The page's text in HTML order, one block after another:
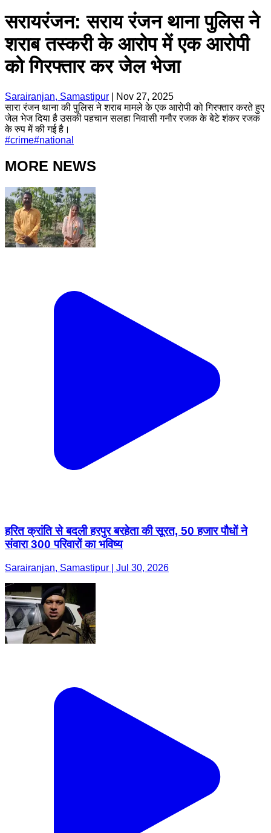
सरायरंजन: सराय रंजन थाना पुलिस ने
शराब तस्करी के आरोप में एक आरोपी
को गिरफ्तार कर जेल भेजा
Sarairanjan, Samastipur
Nov 27, 2025
सारा रंजन थाना की पुलिस ने शराब मामले के एक आरोपी को गिरफ्तार करते हुए
जेल भेज दिया है उसकी पहचान सलहा निवासी गनौर रजक के बेटे शंकर रजक
के रुप में की गई है।
#crime#national
MORE NEWS
हरित क्रांति से बदली हरपुर बरहेता की सूरत, 50 हजार पौधों ने
संवारा 300 परिवारों का भविष्य
Sarairanjan, Samastipur | Jul 30, 2026